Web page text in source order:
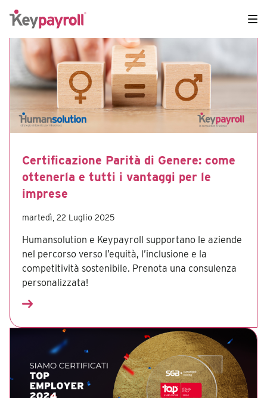
Certificazione Parità di Genere: come
ottenerla e tutti i vantaggi per le
imprese
martedì, 22 Luglio 2025
Humansolution e Keypayroll supportano le aziende
nel percorso verso l’equità, l’inclusione e la
competitività sostenibile. Prenota una consulenza
personalizzata!